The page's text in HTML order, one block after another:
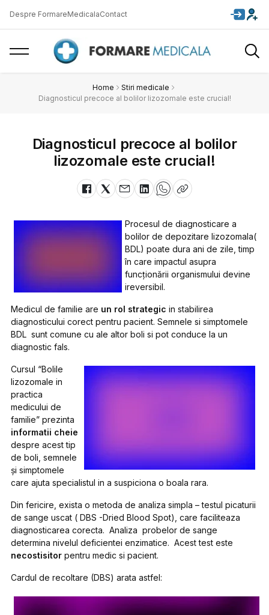
Despre FormareMedicalaContact
Home
Stiri medicale
Diagnosticul precoce al bolilor lizozomale este crucial!
Diagnosticul precoce al bolilor
lizozomale este crucial!
Procesul de diagnosticare a
bolilor de depozitare lizozomala(
BDL) poate dura ani de zile, timp
în care impactul asupra
funcţionării organismului devine
ireversibil.
Medicul de familie are un rol strategic in stabilirea
diagnosticului corect pentru pacient. Semnele si simptomele
BDL sunt comune cu ale altor boli si pot conduce la un
diagnostic fals.
Cursul “Bolile
lizozomale in
practica
medicului de
familie” prezinta
informatii cheie
despre acest tip
de boli, semnele
şi simptomele
care ajuta specialistul in a suspiciona o boala rara.
Din fericire, exista o metoda de analiza simpla – testul picaturii
de sange uscat ( DBS -Dried Blood Spot), care faciliteaza
diagnosticarea corecta. Analiza probelor de sange
determina nivelul deficientei enzimatice. Acest test este
necostisitor pentru medic si pacient.
Cardul de recoltare (DBS) arata astfel: